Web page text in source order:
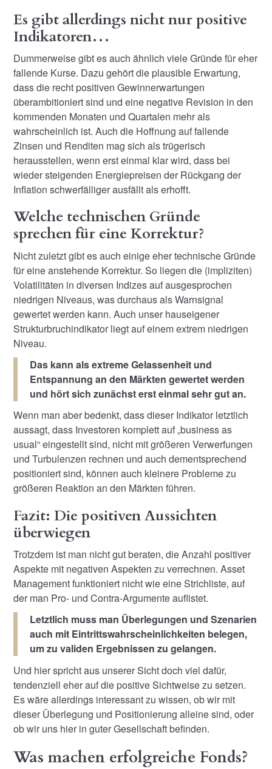
Es gibt allerdings nicht nur positive
Indikatoren…
Dummerweise gibt es auch ähnlich viele Gründe für eher
fallende Kurse. Dazu gehört die plausible Erwartung,
dass die recht positiven Gewinnerwartungen
überambitioniert sind und eine negative Revision in den
kommenden Monaten und Quartalen mehr als
wahrscheinlich ist. Auch die Hoffnung auf fallende
Zinsen und Renditen mag sich als trügerisch
herausstellen, wenn erst einmal klar wird, dass bei
wieder steigenden Energiepreisen der Rückgang der
Inflation schwerfälliger ausfällt als erhofft.
Welche technischen Gründe
sprechen für eine Korrektur?
Nicht zuletzt gibt es auch einige eher technische Gründe
für eine anstehende Korrektur. So liegen die (impliziten)
Volatilitäten in diversen Indizes auf ausgesprochen
niedrigen Niveaus, was durchaus als Warnsignal
gewertet werden kann. Auch unser hauseigener
Strukturbruchindikator liegt auf einem extrem niedrigen
Niveau.
Das kann als extreme Gelassenheit und
Entspannung an den Märkten gewertet werden
und hört sich zunächst erst einmal sehr gut an.
Wenn man aber bedenkt, dass dieser Indikator letztlich
aussagt, dass Investoren komplett auf „business as
usual“ eingestellt sind, nicht mit größeren Verwerfungen
und Turbulenzen rechnen und auch dementsprechend
positioniert sind, können auch kleinere Probleme zu
größeren Reaktion an den Märkten führen.
Fazit: Die positiven Aussichten
überwiegen
Trotzdem ist man nicht gut beraten, die Anzahl positiver
Aspekte mit negativen Aspekten zu verrechnen. Asset
Management funktioniert nicht wie eine Strichliste, auf
der man Pro- und Contra-Argumente auflistet.
Letztlich muss man Überlegungen und Szenarien
auch mit Eintrittswahrscheinlichkeiten belegen,
um zu validen Ergebnissen zu gelangen.
Und hier spricht aus unserer Sicht doch viel dafür,
tendenziell eher auf die positive Sichtweise zu setzen.
Es wäre allerdings interessant zu wissen, ob wir mit
dieser Überlegung und Positionierung alleine sind, oder
ob wir uns hier in guter Gesellschaft befinden.
Was machen erfolgreiche Fonds?